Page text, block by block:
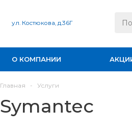
ул. Костюкова, д.36Г
О КОМПАНИИ
Главная - Услуги
Symantec